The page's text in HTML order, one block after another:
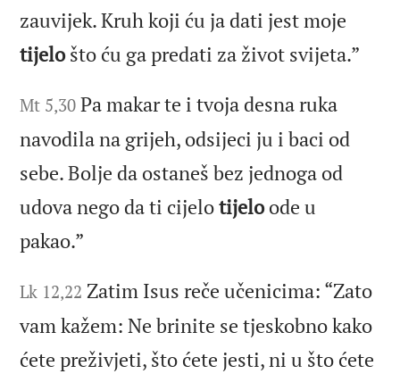
zauvijek. Kruh koji ću ja dati jest moje
tijelošto ću ga predati za život svijeta.”
Mt 5,30 Pa makar te i tvoja desna ruka
navodila na grijeh, odsijeci ju i baci od
sebe. Bolje da ostaneš bez jednoga od
udova nego da ti cijelotijeloode u
pakao.”
Lk 12,22 Zatim Isus reče učenicima: “Zato
vam kažem: Ne brinite se tjeskobno kako
ćete preživjeti, što ćete jesti, ni u što ćete